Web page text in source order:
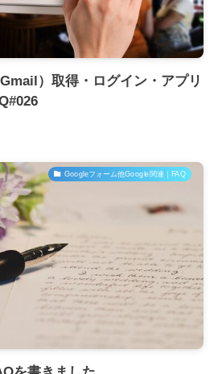
）取得・ログイン・アプリ
Googleフォーム他Google関連｜FAQ